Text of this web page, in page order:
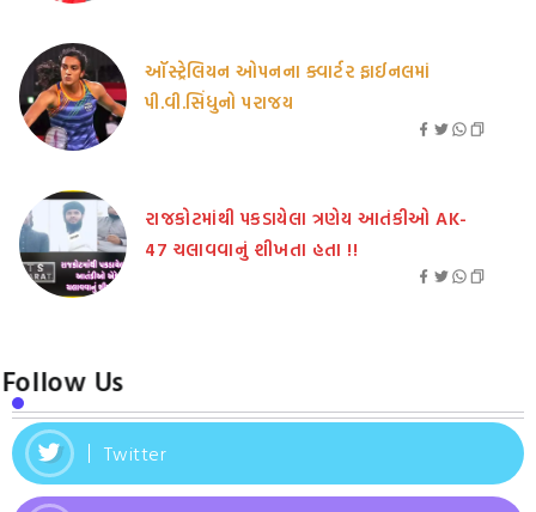
ઑસ્ટ્રેલિયન ઓપનના ક્વાર્ટર ફાઈનલમાં
પી.વી.સિંધુનો પરાજય
રાજકોટમાંથી પકડાયેલા ત્રણેય આતંકીઓ AK-
47 ચલાવવાનું શીખતા હતા !!
Follow Us
Twitter